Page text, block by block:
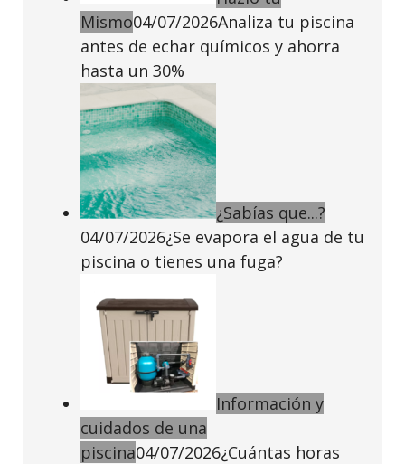
Mismo04/07/2026Analiza tu piscina
antes de echar químicos y ahorra
hasta un 30%
¿Sabías que...?
04/07/2026¿Se evapora el agua de tu
piscina o tienes una fuga?
Información y
cuidados de una
piscina04/07/2026¿Cuántas horas